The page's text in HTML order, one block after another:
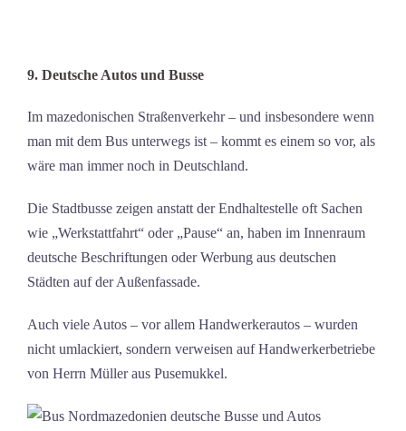
9. Deutsche Autos und Busse
Im mazedonischen Straßenverkehr – und insbesondere wenn
man mit dem Bus unterwegs ist – kommt es einem so vor, als
wäre man immer noch in Deutschland.
Die Stadtbusse zeigen anstatt der Endhaltestelle oft Sachen
wie „Werkstattfahrt“ oder „Pause“ an, haben im Innenraum
deutsche Beschriftungen oder Werbung aus deutschen
Städten auf der Außenfassade.
Auch viele Autos – vor allem Handwerkerautos – wurden
nicht umlackiert, sondern verweisen auf Handwerkerbetriebe
von Herrn Müller aus Pusemukkel.